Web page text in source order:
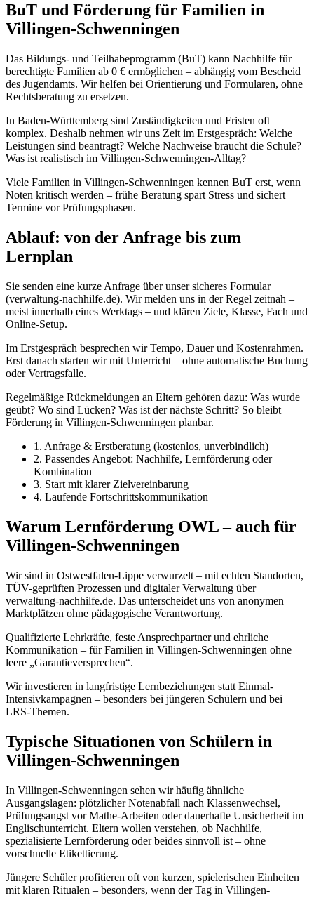
BuT und Förderung für Familien in
Villingen-Schwenningen
Das Bildungs- und Teilhabeprogramm (BuT) kann Nachhilfe für
berechtigte Familien ab 0 € ermöglichen – abhängig vom Bescheid
des Jugendamts. Wir helfen bei Orientierung und Formularen, ohne
Rechtsberatung zu ersetzen.
In Baden-Württemberg sind Zuständigkeiten und Fristen oft
komplex. Deshalb nehmen wir uns Zeit im Erstgespräch: Welche
Leistungen sind beantragt? Welche Nachweise braucht die Schule?
Was ist realistisch im Villingen-Schwenningen-Alltag?
Viele Familien in Villingen-Schwenningen kennen BuT erst, wenn
Noten kritisch werden – frühe Beratung spart Stress und sichert
Termine vor Prüfungsphasen.
Ablauf: von der Anfrage bis zum
Lernplan
Sie senden eine kurze Anfrage über unser sicheres Formular
(verwaltung-nachhilfe.de). Wir melden uns in der Regel zeitnah –
meist innerhalb eines Werktags – und klären Ziele, Klasse, Fach und
Online-Setup.
Im Erstgespräch besprechen wir Tempo, Dauer und Kostenrahmen.
Erst danach starten wir mit Unterricht – ohne automatische Buchung
oder Vertragsfalle.
Regelmäßige Rückmeldungen an Eltern gehören dazu: Was wurde
geübt? Wo sind Lücken? Was ist der nächste Schritt? So bleibt
Förderung in Villingen-Schwenningen planbar.
1. Anfrage & Erstberatung (kostenlos, unverbindlich)
2. Passendes Angebot: Nachhilfe, Lernförderung oder
Kombination
3. Start mit klarer Zielvereinbarung
4. Laufende Fortschrittskommunikation
Warum Lernförderung OWL – auch für
Villingen-Schwenningen
Wir sind in Ostwestfalen-Lippe verwurzelt – mit echten Standorten,
TÜV-geprüften Prozessen und digitaler Verwaltung über
verwaltung-nachhilfe.de. Das unterscheidet uns von anonymen
Marktplätzen ohne pädagogische Verantwortung.
Qualifizierte Lehrkräfte, feste Ansprechpartner und ehrliche
Kommunikation – für Familien in Villingen-Schwenningen ohne
leere „Garantieversprechen“.
Wir investieren in langfristige Lernbeziehungen statt Einmal-
Intensivkampagnen – besonders bei jüngeren Schülern und bei
LRS-Themen.
Typische Situationen von Schülern in
Villingen-Schwenningen
In Villingen-Schwenningen sehen wir häufig ähnliche
Ausgangslagen: plötzlicher Notenabfall nach Klassenwechsel,
Prüfungsangst vor Mathe-Arbeiten oder dauerhafte Unsicherheit im
Englischunterricht. Eltern wollen verstehen, ob Nachhilfe,
spezialisierte Lernförderung oder beides sinnvoll ist – ohne
vorschnelle Etikettierung.
Jüngere Schüler profitieren oft von kurzen, spielerischen Einheiten
mit klaren Ritualen – besonders, wenn der Tag in Villingen-